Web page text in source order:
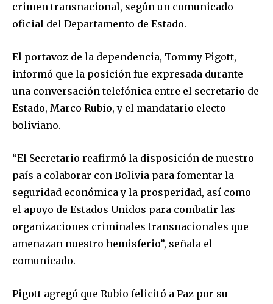
crimen transnacional, según un comunicado
oficial del Departamento de Estado.
El portavoz de la dependencia, Tommy Pigott,
informó que la posición fue expresada durante
una conversación telefónica entre el secretario de
Estado, Marco Rubio, y el mandatario electo
boliviano.
“El Secretario reafirmó la disposición de nuestro
país a colaborar con Bolivia para fomentar la
seguridad económica y la prosperidad, así como
el apoyo de Estados Unidos para combatir las
organizaciones criminales transnacionales que
amenazan nuestro hemisferio”, señala el
comunicado.
Pigott agregó que Rubio felicitó a Paz por su